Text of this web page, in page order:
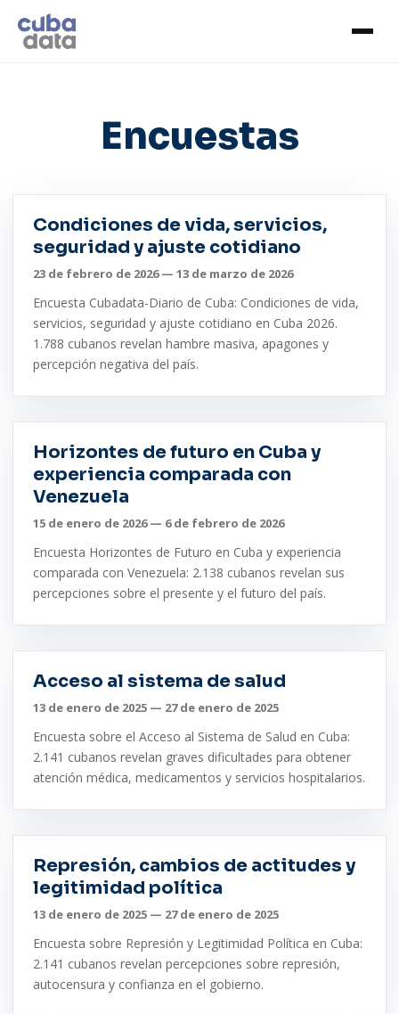
Encuestas
Condiciones de vida, servicios,
seguridad y ajuste cotidiano
23 de febrero de 2026 — 13 de marzo de 2026
Encuesta Cubadata-Diario de Cuba: Condiciones de vida,
servicios, seguridad y ajuste cotidiano en Cuba 2026.
1.788 cubanos revelan hambre masiva, apagones y
percepción negativa del país.
Horizontes de futuro en Cuba y
experiencia comparada con
Venezuela
15 de enero de 2026 — 6 de febrero de 2026
Encuesta Horizontes de Futuro en Cuba y experiencia
comparada con Venezuela: 2.138 cubanos revelan sus
percepciones sobre el presente y el futuro del país.
Acceso al sistema de salud
13 de enero de 2025 — 27 de enero de 2025
Encuesta sobre el Acceso al Sistema de Salud en Cuba:
2.141 cubanos revelan graves dificultades para obtener
atención médica, medicamentos y servicios hospitalarios.
Represión, cambios de actitudes y
legitimidad política
13 de enero de 2025 — 27 de enero de 2025
Encuesta sobre Represión y Legitimidad Política en Cuba:
2.141 cubanos revelan percepciones sobre represión,
autocensura y confianza en el gobierno.